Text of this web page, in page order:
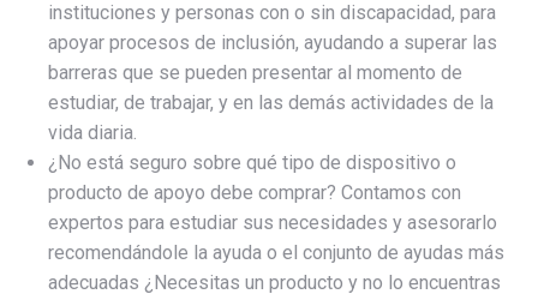
instituciones y personas con o sin discapacidad, para
apoyar procesos de inclusión, ayudando a superar las
barreras que se pueden presentar al momento de
estudiar, de trabajar, y en las demás actividades de la
vida diaria.
¿No está seguro sobre qué tipo de dispositivo o
producto de apoyo debe comprar? Contamos con
expertos para estudiar sus necesidades y asesorarlo
recomendándole la ayuda o el conjunto de ayudas más
adecuadas ¿Necesitas un producto y no lo encuentras